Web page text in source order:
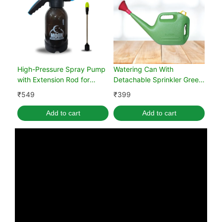
High-Pressure Spray Pump
with Extension Rod for
Garden (Black, 2 Liter)
₹549
Add to cart
Watering Can With
Detachable Sprinkler Green
(5L)
₹399
Add to cart